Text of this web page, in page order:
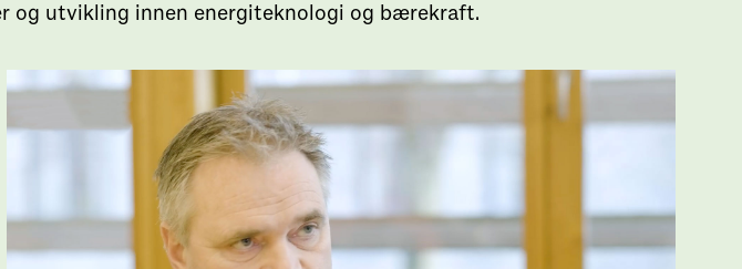
og utvikling innen energiteknologi og bærekraft.